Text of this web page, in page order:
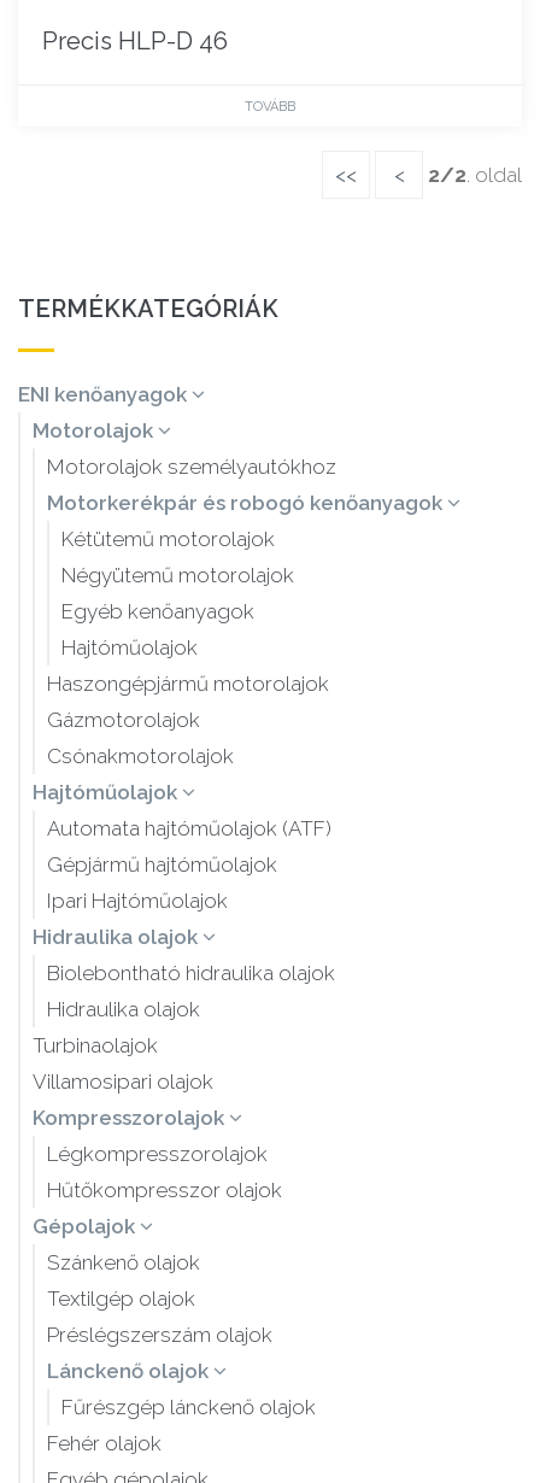
Precis HLP-D 46
TOVÁBB
<< < 2/2. oldal
TERMÉKKATEGÓRIÁK
ENI kenőanyagok
Motorolajok
Motorolajok személyautókhoz
Motorkerékpár és robogó kenőanyagok
Kétütemű motorolajok
Négyütemű motorolajok
Egyéb kenőanyagok
Hajtóműolajok
Haszongépjármű motorolajok
Gázmotorolajok
Csónakmotorolajok
Hajtóműolajok
Automata hajtóműolajok (ATF)
Gépjármű hajtóműolajok
Ipari Hajtóműolajok
Hidraulika olajok
Biolebontható hidraulika olajok
Hidraulika olajok
Turbinaolajok
Villamosipari olajok
Kompresszorolajok
Légkompresszorolajok
Hűtőkompresszor olajok
Gépolajok
Szánkenő olajok
Textilgép olajok
Préslégszerszám olajok
Lánckenő olajok
Fűrészgép lánckenő olajok
Fehér olajok